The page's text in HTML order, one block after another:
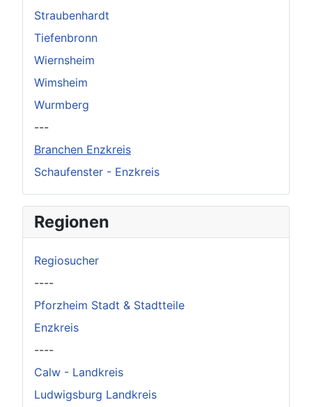
Straubenhardt
Tiefenbronn
Wiernsheim
Wimsheim
Wurmberg
---
Branchen Enzkreis
Schaufenster - Enzkreis
Regionen
Regiosucher
----
Pforzheim Stadt & Stadtteile
Enzkreis
----
Calw - Landkreis
Ludwigsburg Landkreis